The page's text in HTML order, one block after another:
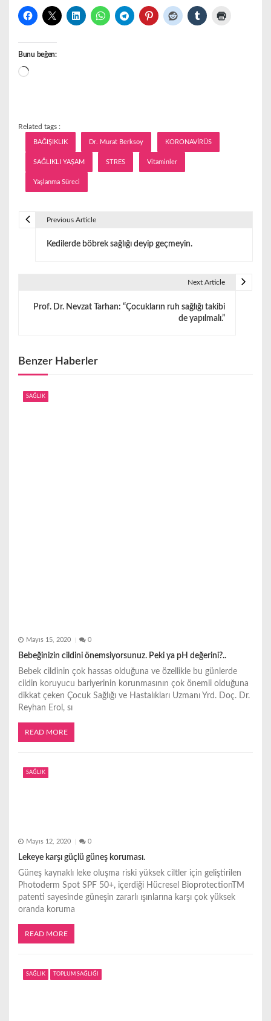
Bunu beğen:
Yükleniyor...
Related tags :
BAĞIŞIKLIK Dr. Murat Berksoy KORONAVİRÜS
SAĞLIKLI YAŞAM STRES Vitaminler
Yaşlanma Süreci
z
n
Previous Article
Kedilerde böbrek sağlığı deyip geçmeyin.
Next Article
Prof. Dr. Nevzat Tarhan: “Çocukların ruh sağlığı takibi
de yapılmalı.”
Benzer Haberler
SAĞLIK
Mayıs 15, 2020 0
Bebeğinizin cildini önemsiyorsunuz. Peki ya pH değerini?..
Bebek cildinin çok hassas olduğuna ve özellikle bu günlerde
cildin koruyucu bariyerinin korunmasının çok önemli olduğuna
dikkat çeken Çocuk Sağlığı ve Hastalıkları Uzmanı Yrd. Doç. Dr.
Reyhan Erol, sı
READ MORE
SAĞLIK
Mayıs 12, 2020 0
Lekeye karşı güçlü güneş koruması.
Güneş kaynaklı leke oluşma riski yüksek ciltler için geliştirilen
Photoderm Spot SPF 50+, içerdiği Hücresel BioprotectionTM
patenti sayesinde güneşin zararlı ışınlarına karşı çok yüksek
oranda koruma
READ MORE
SAĞLIK TOPLUM SAĞLIĞI